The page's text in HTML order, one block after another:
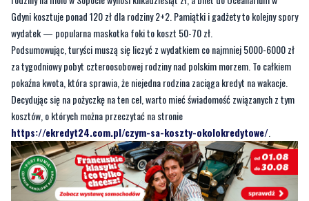
za tygodniowy pobyt czteroosobowej rodziny nad polskim morzem. To całkiem
pokaźna kwota, która sprawia, że niejedna rodzina zaciąga kredyt na wakacje.
Decydując się na pożyczkę na ten cel, warto mieć świadomość związanych z tym
kosztów, o których można przeczytać na stronie
https://ekredyt24.com.pl/czym-sa-koszty-okolokredytowe/.
Komentowanie wyłączone